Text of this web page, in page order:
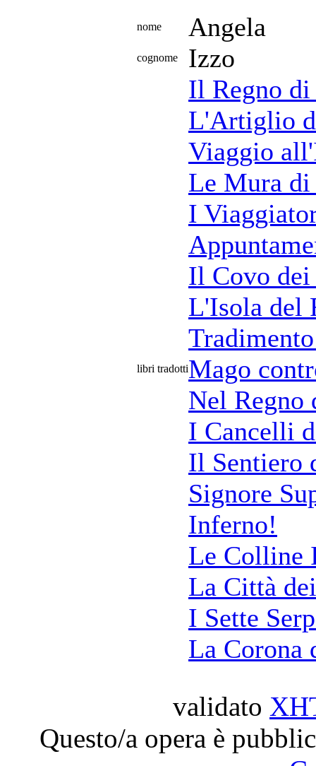
nome Angela
cognome Izzo
libri tradotti
Il Regno
L'Artiglio
Viaggio
Le Mura di
I
Il Covo
L'Isola del
Mago
Nel Regno
I Cancelli
Il Sentiero
Signore
Inferno!
Le Colline
La Città
I Sette
La Corona
validato
Questo/a opera è